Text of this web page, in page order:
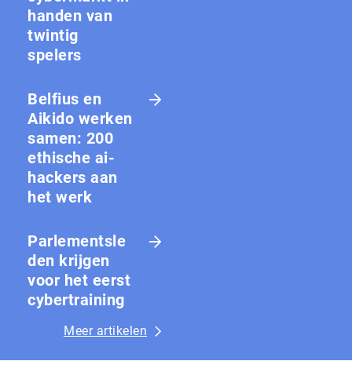
handen van
twintig
spelers
Belfius en
Aikido werken
samen: 200
ethische ai-
hackers aan
het werk
Parlementsle
den krijgen
voor het eerst
cybertraining
Meer artikelen